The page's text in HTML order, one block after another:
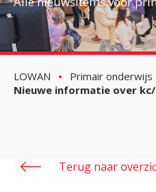
LOWAN Primair onderwijs
Nieuwe informatie over
Terug naar